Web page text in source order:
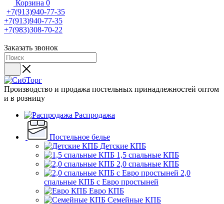
Корзина 0
+7(913)940-77-35
+7(913)940-77-35
+7(983)308-70-22
Заказать звонок
Производство и продажа постельных принадлежностей оптом
и в розницу
Распродажа
Постельное белье
Детские КПБ
1,5 спальные КПБ
2,0 спальные КПБ
2,0
спальные КПБ с Евро простыней
Евро КПБ
Семейные КПБ